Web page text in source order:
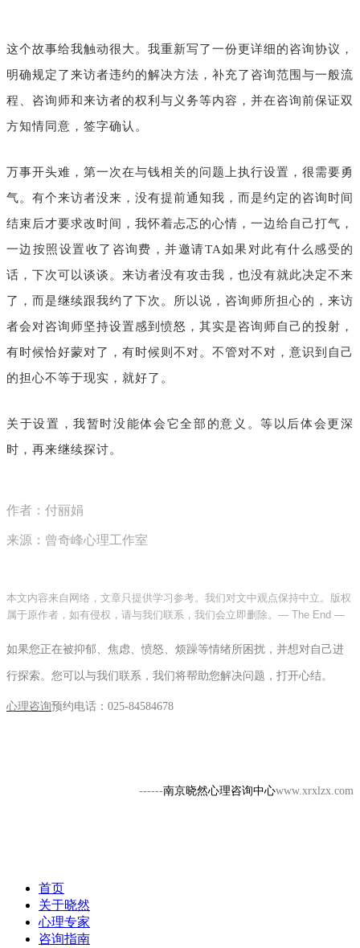
这个故事给我触动很大。我重新写了一份更详细的咨询协议，
明确规定了来访者违约的解决方法，补充了咨询范围与一般流
程、咨询师和来访者的权利与义务等内容，并在咨询前保证双
方知情同意，签字确认。
万事开头难，第一次在与钱相关的问题上执行设置，很需要勇
气。有个来访者没来，没有提前通知我，而是约定的咨询时间
结束后才要求改时间，我怀着忐忑的心情，一边给自己打气，
一边按照设置收了咨询费，并邀请TA如果对此有什么感受的
话，下次可以谈谈。来访者没有攻击我，也没有就此决定不来
了，而是继续跟我约了下次。所以说，咨询师所担心的，来访
者会对咨询师坚持设置感到愤怒，其实是咨询师自己的投射，
有时候恰好蒙对了，有时候则不对。不管对不对，意识到自己
的担心不等于现实，就好了。
关于设置，我暂时没能体会它全部的意义。等以后体会更深
时，再来继续探讨。
作者：付丽娟
来源：曾奇峰心理工作室
本文内容来自网络，文章只提供学习参考。我们对文中观点保持中立。版权
属于原作者，如有侵权，请与我们联系，我们会立即删除。 — The End —
如果您正在被抑郁、焦虑、愤怒、烦躁等情绪所困扰，并想对自己进
行探索。您可以与我们联系，我们将帮助您解决问题，打开心结。
心理咨询预约电话： 025-84584678
------南京晓然心理咨询中心www.xrxlzx.com
首页
关于晓然
心理专家
咨询指南